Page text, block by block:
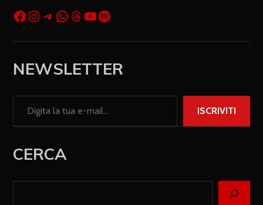
NEWSLETTER
ISCRIVITI
CERCA